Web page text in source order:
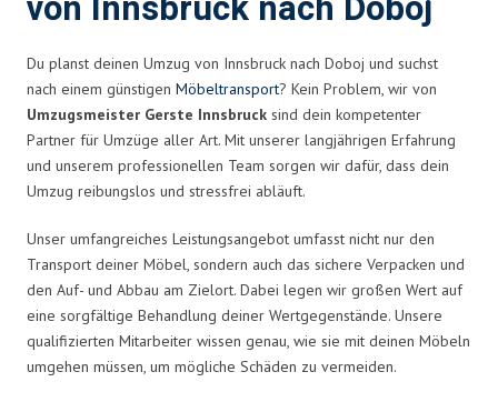
Du planst deinen Umzug von Innsbruck nach Doboj und suchst
nach einem günstigen Möbeltransport? Kein Problem, wir von
Umzugsmeister Gerste Innsbruck sind dein kompetenter
Partner für Umzüge aller Art. Mit unserer langjährigen Erfahrung
und unserem professionellen Team sorgen wir dafür, dass dein
Umzug reibungslos und stressfrei abläuft.
Unser umfangreiches Leistungsangebot umfasst nicht nur den
Transport deiner Möbel, sondern auch das sichere Verpacken und
den Auf- und Abbau am Zielort. Dabei legen wir großen Wert auf
eine sorgfältige Behandlung deiner Wertgegenstände. Unsere
qualifizierten Mitarbeiter wissen genau, wie sie mit deinen Möbeln
umgehen müssen, um mögliche Schäden zu vermeiden.